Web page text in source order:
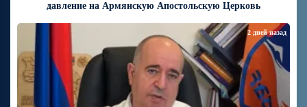
давление на Армянскую Апостольскую Церковь
2 дней назад